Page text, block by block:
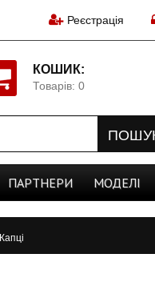
Реєстрація
КОШИК:
Товарів: 0
ПАРТНЕРИ МОДЕЛІ
Капці